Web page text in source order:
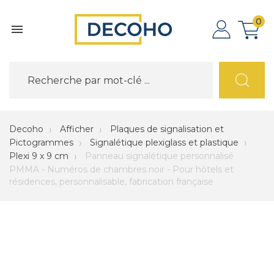

0
Decoho Afficher
Plaques de signalisation et
Pictogrammes
Signalétique plexiglass et plastique
Plexi 9 x 9 cm
Panneau signalétique personnalisé
PMMA - Numéros de chambres noir - Pour hôtels et
résidences, personnalisable, fabrication française